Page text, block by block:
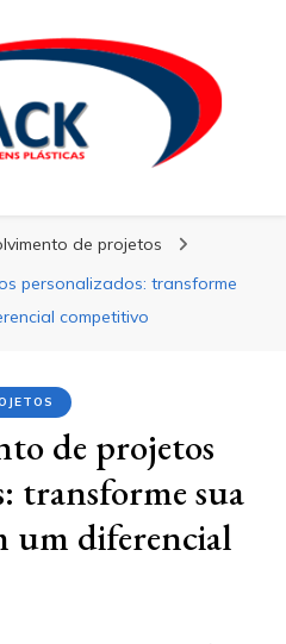
de projetos
personalizados: transforme
competitivo
de projetos
transforme sua
um diferencial